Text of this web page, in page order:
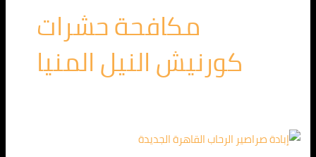
مكافحة حشرات
كورنيش النيل المنيا
أفضل